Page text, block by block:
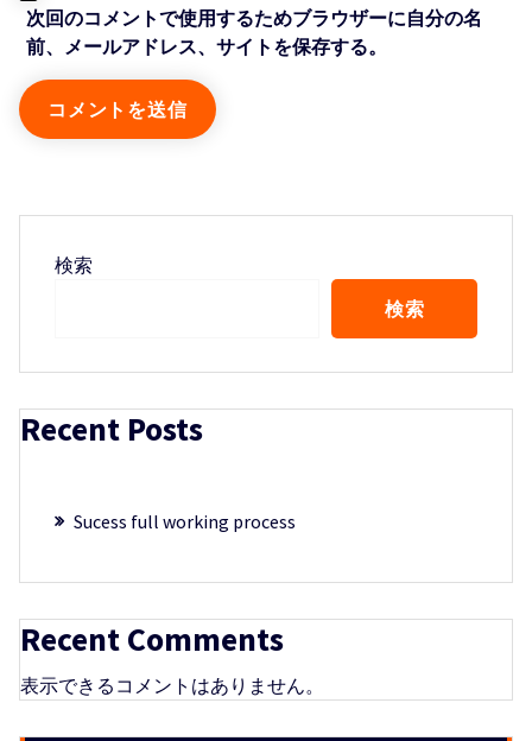
次回のコメントで使用するためブラウザーに自分の名
前、メールアドレス、サイトを保存する。
検索
検索
Recent Posts
Sucess full working process
Recent Comments
表示できるコメントはありません。